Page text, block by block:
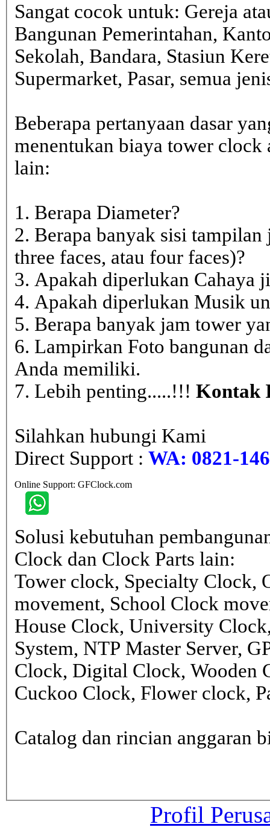
Sangat cocok untuk: Gereja
Bangunan Pemerintahan,
Sekolah, Bandara, Stasiun
Supermarket, Pasar, semua
Beberapa pertanyaan dasar
menentukan biaya tower clock
lain:
1. Berapa Diameter?
2. Berapa banyak sisi
three faces, atau four faces)?
3. Apakah diperlukan Cahaya
4. Apakah diperlukan Musik
5. Berapa banyak jam tower
6. Lampirkan Foto bangunan
Anda memiliki.
7. Lebih penting.....!!! Kontak
Silahkan hubungi Kami
Direct Support : WA: 0821-
Online Support: GFClock.com
Solusi kebutuhan
Clock dan Clock Parts lain:
Tower clock, Specialty Clock,
movement, School Clock
House Clock, University
System, NTP Master Server,
Clock, Digital Clock, Wooden
Cuckoo Clock, Flower clock,
Catalog dan rincian anggaran
Profil